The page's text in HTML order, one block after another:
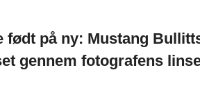
født på ny: Mustang
gennem fotografens